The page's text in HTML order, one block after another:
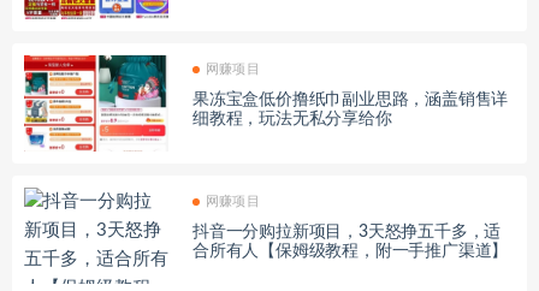
网赚项目
果冻宝盒低价撸纸巾副业思路，涵盖销售详
细教程，玩法无私分享给你
网赚项目
抖音一分购拉新项目，3天怒挣五千多，适
合所有人【保姆级教程，附一手推广渠道】